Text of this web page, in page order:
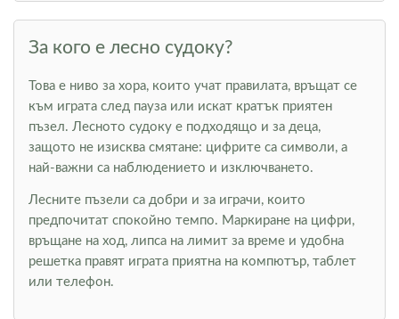
За кого е лесно судоку?
Това е ниво за хора, които учат правилата, връщат се
към играта след пауза или искат кратък приятен
пъзел. Лесното судоку е подходящо и за деца,
защото не изисква смятане: цифрите са символи, а
най-важни са наблюдението и изключването.
Лесните пъзели са добри и за играчи, които
предпочитат спокойно темпо. Маркиране на цифри,
връщане на ход, липса на лимит за време и удобна
решетка правят играта приятна на компютър, таблет
или телефон.